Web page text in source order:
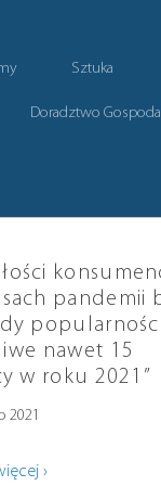
Sztuka
Doradztwo
pandemii
nawet 15
w roku 2021”
2021
›